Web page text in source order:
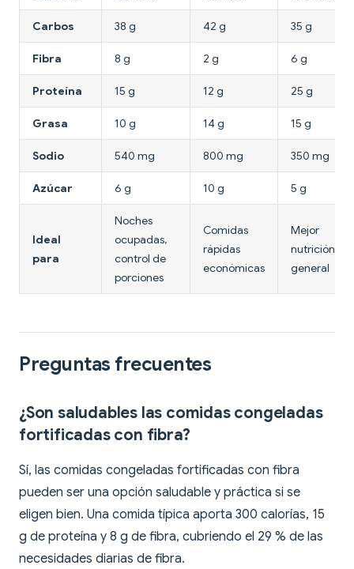
Carbos 38 g 42 g 35 g
Fibra 8 g 2 g 6 g
Proteína 15 g 12 g 25 g
Grasa 10 g 14 g 15 g
Sodio 540 mg 800 mg 350 mg
Azúcar 6 g 10 g 5 g
Ideal
para
Noches
ocupadas,
control de
porciones
Comidas
rápidas
económicas
Mejor
nutrición
general
Preguntas frecuentes
¿Son saludables las comidas congeladas
fortificadas con fibra?
Sí, las comidas congeladas fortificadas con fibra
pueden ser una opción saludable y práctica si se
eligen bien. Una comida típica aporta 300 calorías, 15
g de proteína y 8 g de fibra, cubriendo el 29 % de las
necesidades diarias de fibra.